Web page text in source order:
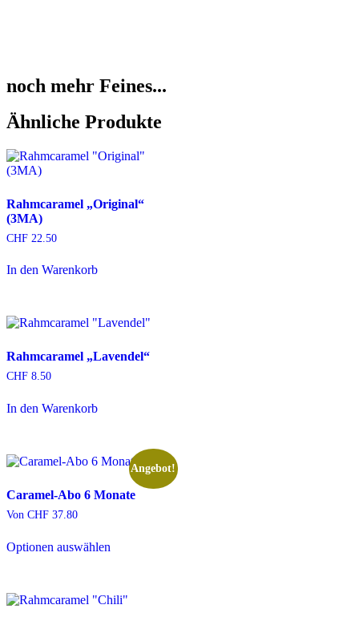
noch mehr Feines...
Ähnliche Produkte
Rahmcaramel „Original“
(3MA)
CHF 22.50
In den Warenkorb
Rahmcaramel „Lavendel“
CHF 8.50
In den Warenkorb
Angebot!
Caramel-Abo 6 Monate
Von CHF 37.80
Optionen auswählen